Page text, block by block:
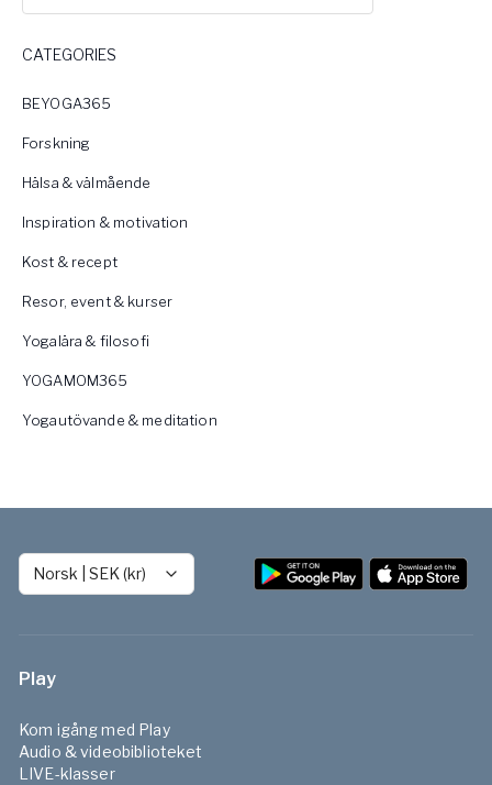
CATEGORIES
BEYOGA365
Forskning
Hälsa & välmående
Inspiration & motivation
Kost & recept
Resor, event & kurser
Yogalära & filosofi
YOGAMOM365
Yogautövande & meditation
Norsk SEK (kr)
Play
Kom igång med Play
Audio & videobiblioteket
LIVE-klasser